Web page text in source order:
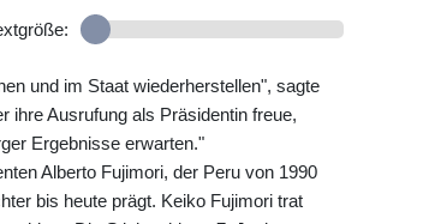
und im Staat wiederherstellen", sagte
ihre Ausrufung als Präsidentin freue,
Ergebnisse erwarten."
Alberto Fujimori, der Peru von 1990
bis heute prägt. Keiko Fujimori trat